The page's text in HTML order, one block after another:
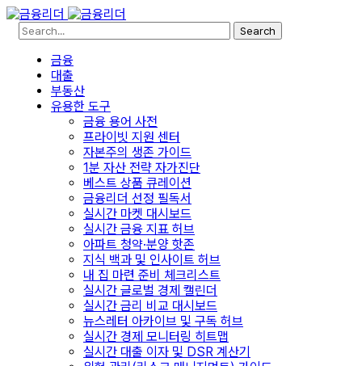
Search
금융
대출
부동산
유용한 도구
금융 용어 사전
프라이빗 지원 센터
자본주의 생존 가이드
1분 자산 전략 자가진단
베스트 상품 큐레이션
금융리더 선정 필독서
실시간 마켓 대시보드
실시간 금융 지표 허브
아파트 청약·분양 핫존
지식 백과 및 인사이트 허브
내 집 마련 준비 체크리스트
실시간 글로벌 경제 캘린더
실시간 금리 비교 대시보드
뉴스레터 아카이브 및 구독 허브
실시간 경제 모니터링 히트맵
실시간 대출 이자 및 DSR 계산기